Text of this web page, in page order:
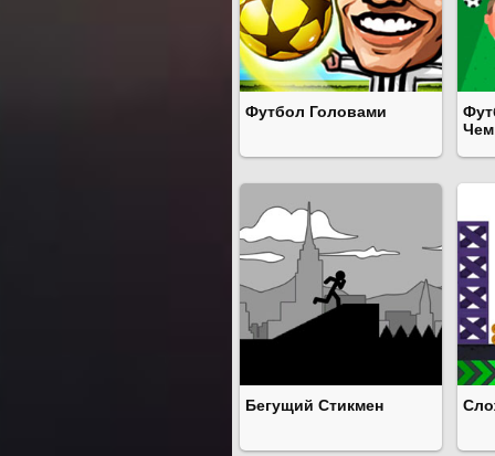
Футбол Головами
Бегущий Стикмен